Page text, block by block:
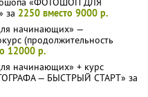
за 2250 вместо 9000 р.
начинающих» —
(продолжительность
12000 р.
начинающих» + курс
— БЫСТРЫЙ СТАРТ» за